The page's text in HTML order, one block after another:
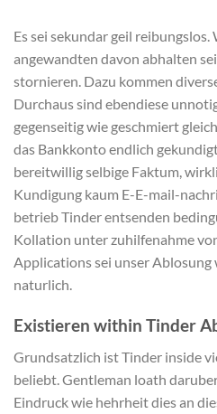
Es sei sekundar geil
angewandten davon abhalten
stornieren. Dazu kommen
Durchaus sind ebendiese
gegenseitig wie geschmiert
das Bankkonto endlich
bereitwillig selbige Faktum,
Kundigung kaum E-E-mail-
betrieb Tinder entsenden
Kollation unter zuhilfenahme
Applications sei unser
naturlich.
Existieren within Tinder
Grundsatzlich ist Tinder inside
beliebt. Gentleman loath
Eindruck wie hehrheit dies an